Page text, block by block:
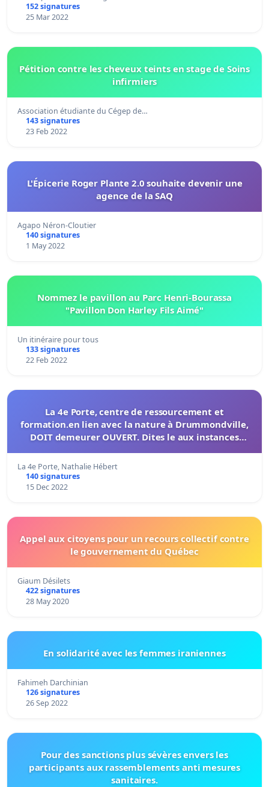
152 signatures
25 Mar 2022
Pétition contre les cheveux teints en stage de Soins
infirmiers
Association étudiante du Cégep de…
143 signatures
23 Feb 2022
L'Épicerie Roger Plante 2.0 souhaite devenir une
agence de la SAQ
Agapo Néron-Cloutier
140 signatures
1 May 2022
Nommez le pavillon au Parc Henri-Bourassa
"Pavillon Don Harley Fils Aimé"
Un itinéraire pour tous
133 signatures
22 Feb 2022
La 4e Porte, centre de ressourcement et
formation.en lien avec la nature à Drummondville,
DOIT demeurer OUVERT. Dites le aux instances
La 4e Porte, Nathalie Hébert
140 signatures
15 Dec 2022
Appel aux citoyens pour un recours collectif contre
le gouvernement du Québec
Giaum Désilets
422 signatures
28 May 2020
En solidarité avec les femmes iraniennes
Fahimeh Darchinian
126 signatures
26 Sep 2022
Pour des sanctions plus sévères envers les
participants aux rassemblements anti mesures
sanitaires.